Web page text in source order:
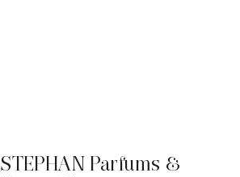
STEPHAN Parfums &